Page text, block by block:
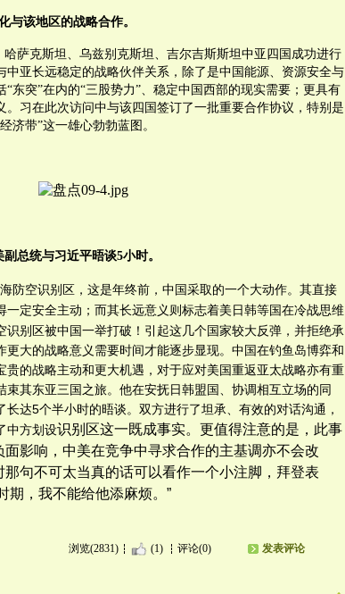
与该地区的战略合作。
萨克斯坦、乌兹别克斯坦、吉尔吉斯斯坦中亚四国成功进行
中亚长远稳定的战略伙伴关系，除了是中国能源、资源安全与
东突”在内的“三股势力”、稳定中国西部的现实需要；更具有
。习在此次访问中与该四国签订了一批重要合作协议，特别是
济带”这一雄心勃勃蓝图。
总统与习近平晤谈5小时。
防空识别区，这是年终前，中国采取的一个大动作。其直接
一定安全主动；而其长远意义则标志着美日韩等国在冷战思维
识别区被中国一举打破！引起这几个国家较大反弹，并拒绝承
更大的战略意义需要时间才能逐步显现。中国在钓鱼岛博弈和
贵的战略主动和更大机遇，对于应对美国重返亚太战略亦有重
其东亚三国之旅。他在安抚日韩盟国、协调相互立场的同
长达5个半小时的晤谈。双方进行了坦承、 有效的对话沟通，
中方划设识别区这一既成事实。更值得注意的是，此事
影响，中美在竞争中寻求合作的主基调亦不会改
句不可太当真的话可以看作一个小注脚，拜登表
期，我不能给他添麻烦。”
浏览(2831) (1) 评论(0) 发表评论